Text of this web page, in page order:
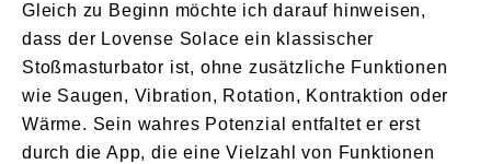
Gleich zu Beginn möchte ich darauf hinweisen,
dass der Lovense Solace ein klassischer
Stoßmasturbator ist, ohne zusätzliche Funktionen
wie Saugen, Vibration, Rotation, Kontraktion oder
Wärme. Sein wahres Potenzial entfaltet er erst
durch die App, die eine Vielzahl von Funktionen